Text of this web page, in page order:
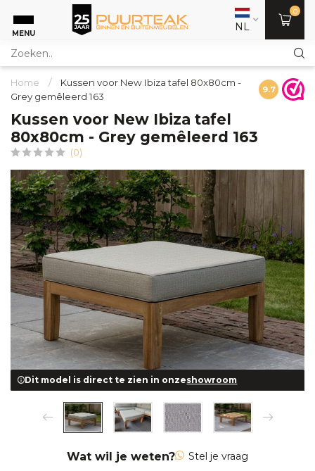
MENU NL
0
Home /
Kussen voor New Ibiza tafel 80x80cm -
Grey gemêleerd 163
9.7
Kussen voor New Ibiza tafel
80x80cm - Grey gemêleerd 163
(0)
Dit model is direct te zien in onzeshowroom
Wat wil je weten? Stel je vraag